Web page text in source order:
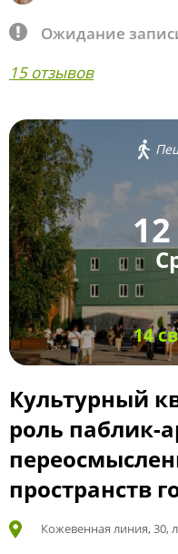
Ожидание
15 отзывов
14
Культурный
роль паблик-
пространств
Кожевенная линия, 30,